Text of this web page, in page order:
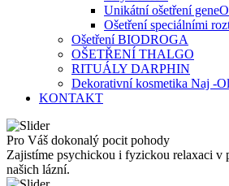
Unikátní ošetření
Ošetření speciálními
Ošetření BIODROGA
OŠETŘENÍ THALGO
RITUÁLY DARPHIN
Dekorativní kosmetika Naj -
KONTAKT
Pro Váš dokonalý pocit pohody
Zajistíme psychickou i fyzickou relaxaci v
našich lázní.